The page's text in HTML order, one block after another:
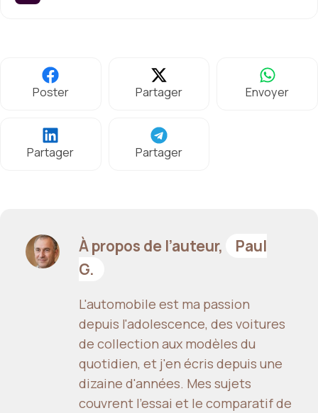
Poster Partager Envoyer
Partager Partager
À propos de l’auteur,
Paul
G.
L'automobile est ma passion
depuis l'adolescence, des voitures
de collection aux modèles du
quotidien, et j'en écris depuis une
dizaine d'années. Mes sujets
couvrent l'essai et le comparatif de